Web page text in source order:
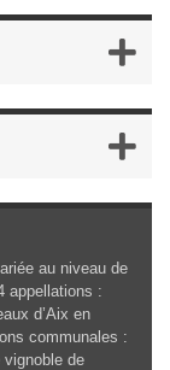
au niveau de
appellations :
d’Aix en
communales :
de